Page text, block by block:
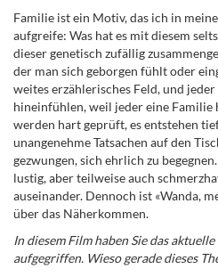
Familie ist ein Motiv, das ich in
aufgreife: Was hat es mit diesem
dieser genetisch zufällig
der man sich geborgen fühlt oder
weites erzählerisches Feld, und
hineinfühlen, weil jeder eine Familie
werden hart geprüft, es entstehen
unangenehme Tatsachen auf den
gezwungen, sich ehrlich zu
lustig, aber teilweise auch
auseinander. Dennoch ist «Wanda,
über das Näherkommen.
In diesem Film haben Sie das
aufgegriffen. Wieso gerade dieses